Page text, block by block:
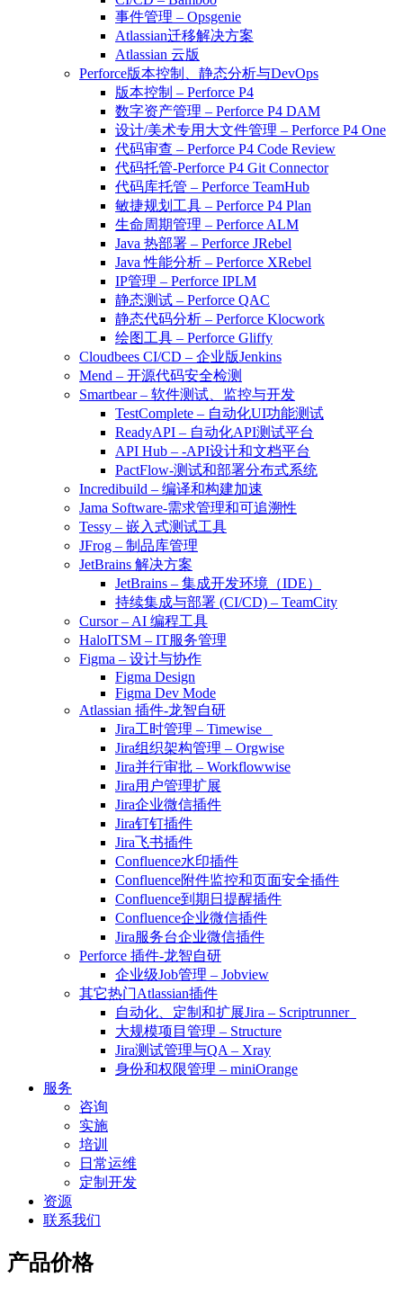
事件管理 – Opsgenie
Atlassian迁移解决方案
Atlassian 云版
Perforce版本控制、静态分析与DevOps
版本控制 – Perforce P4
数字资产管理 – Perforce P4 DAM
设计/美术专用大文件管理 – Perforce P4 One
代码审查 – Perforce P4 Code Review
代码托管-Perforce P4 Git Connector
代码库托管 – Perforce TeamHub
敏捷规划工具 – Perforce P4 Plan
生命周期管理 – Perforce ALM
Java 热部署 – Perforce JRebel
Java 性能分析 – Perforce XRebel
IP管理 – Perforce IPLM
静态测试 – Perforce QAC
静态代码分析 – Perforce Klocwork
绘图工具 – Perforce Gliffy
Cloudbees CI/CD – 企业版Jenkins
Mend – 开源代码安全检测
Smartbear – 软件测试、监控与开发
TestComplete – 自动化UI功能测试
ReadyAPI – 自动化API测试平台
API Hub – -API设计和文档平台
PactFlow-测试和部署分布式系统
Incredibuild – 编译和构建加速
Jama Software-需求管理和可追溯性
Tessy – 嵌入式测试工具
JFrog – 制品库管理
JetBrains 解决方案
JetBrains – 集成开发环境（IDE）
持续集成与部署 (CI/CD) – TeamCity
Cursor – AI 编程工具
HaloITSM – IT服务管理
Figma – 设计与协作
Figma Design
Figma Dev Mode
Atlassian 插件-龙智自研
Jira工时管理 – Timewise
Jira组织架构管理 – Orgwise
Jira并行审批 – Workflowwise
Jira用户管理扩展
Jira企业微信插件
Jira钉钉插件
Jira飞书插件
Confluence水印插件
Confluence附件监控和页面安全插件
Confluence到期日提醒插件
Confluence企业微信插件
Jira服务台企业微信插件
Perforce 插件-龙智自研
企业级Job管理 – Jobview
其它热门Atlassian插件
自动化、定制和扩展Jira – Scriptrunner
大规模项目管理 – Structure
Jira测试管理与QA – Xray
身份和权限管理 – miniOrange
服务
咨询
实施
培训
日常运维
定制开发
资源
联系我们
产品价格